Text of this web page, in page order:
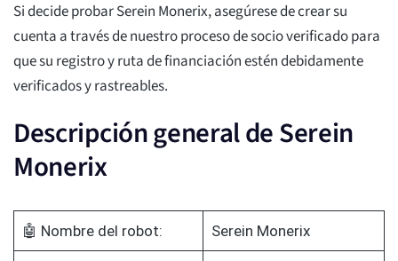
Si decide probar Serein Monerix, asegúrese de crear su
cuenta a través de nuestro proceso de socio verificado para
que su registro y ruta de financiación estén debidamente
verificados y rastreables.
Descripción general de Serein
Monerix
🤖 Nombre del robot: Serein Monerix